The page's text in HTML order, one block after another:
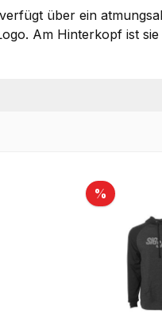
über ein
Am Hinterkopf ist
% Rabatt